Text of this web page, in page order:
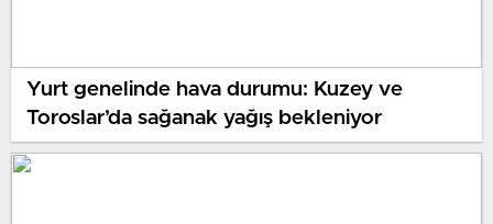
Yurt genelinde hava durumu: Kuzey ve
Toroslar’da sağanak yağış bekleniyor